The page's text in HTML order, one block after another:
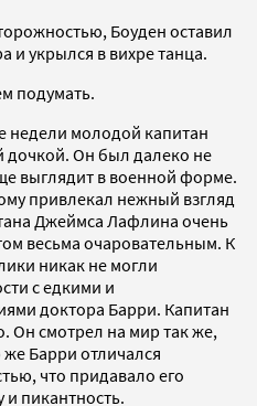
Боуден оставил
и укрылся в вихре танца.
подумать.
недели молодой капитан
дочкой. Он был далеко не
выглядит в военной форме.
привлекал нежный взгляд
Джеймса Лафлина очень
весьма очаровательным. К
никак не могли
с едкими и
доктора Барри. Капитан
Он смотрел на мир так же,
Барри отличался
что придавало его
пикантность.